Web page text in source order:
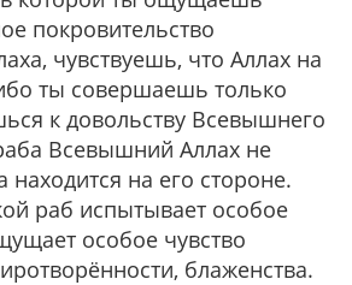
покровительство
чувствуешь, что Аллах на
ты совершаешь только
к довольству Всевышнего
Всевышний Аллах не
находится на его стороне.
раб испытывает особое
особое чувство
блаженства.